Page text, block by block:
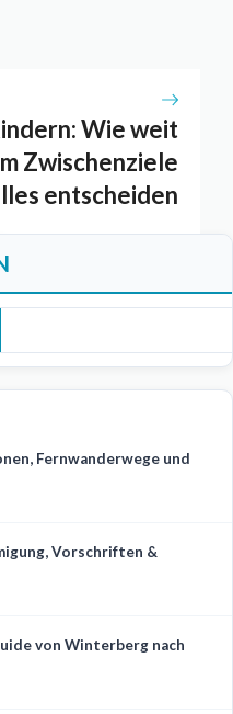
Wie weit
Zwischenziele
entscheiden
Fernwanderwege und
Vorschriften &
von Winterberg nach